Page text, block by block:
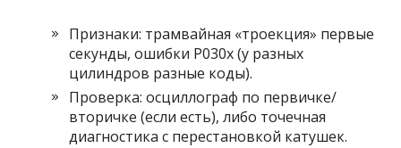
Признаки: трамвайная «троекция» первые
секунды, ошибки P030x (у разных
цилиндров разные коды).
Проверка: осциллограф по первичке/
вторичке (если есть), либо точечная
диагностика с перестановкой катушек.